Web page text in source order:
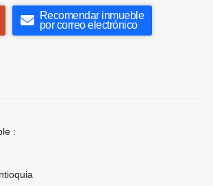
Recomendar inmueble
por correo electrónico
: